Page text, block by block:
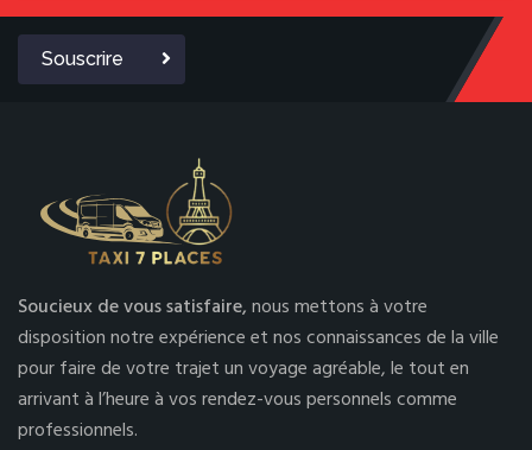
Souscrire
Soucieux de vous satisfaire,nous mettons à votre
disposition notre expérience et nos connaissances de la ville
pour faire de votre trajet un voyage agréable, le tout en
arrivant à l’heure à vos rendez-vous personnels comme
professionnels.